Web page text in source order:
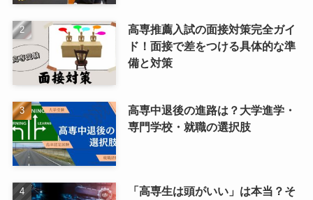
高専推薦入試の面接対策完全ガイ
ド！面接で差をつける具体的な準
備と対策
高専中退後の進路は？大学進学・
専門学校・就職の選択肢
「高専生は頭がいい」は本当？そ